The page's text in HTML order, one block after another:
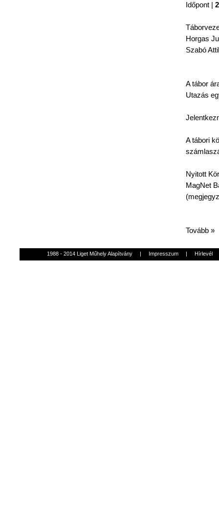
Időpont |
Horgas
Szabó
Atábor
Utazás
Atábori
Nyitott Kör
MagNet
(
Tovább »
1988 - 2014 Liget Műhely Alapítvány | Impresszum | Hírlevél